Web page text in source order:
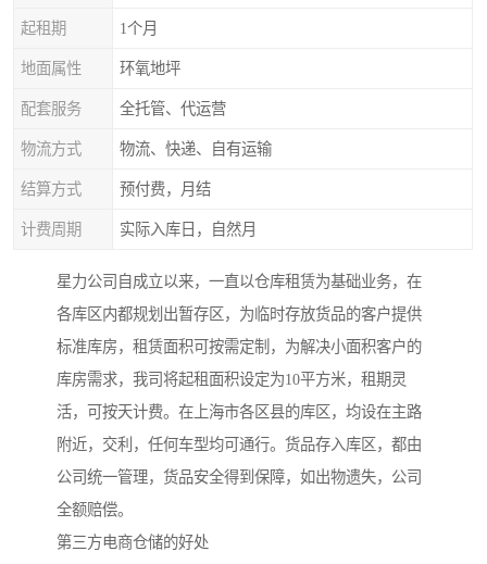
起租期 1个月
地面属性 环氧地坪
配套服务 全托管、代运营
物流方式 物流、快递、自有运输
结算方式 预付费，月结
计费周期 实际入库日，自然月
星力公司自成立以来，一直以仓库租赁为基础业务，在
各库区内都规划出暂存区，为临时存放货品的客户提供
标准库房，租赁面积可按需定制，为解决小面积客户的
库房需求，我司将起租面积设定为10平方米，租期灵
活，可按天计费。在上海市各区县的库区，均设在主路
附近，交利，任何车型均可通行。货品存入库区，都由
公司统一管理，货品安全得到保障，如出物遗失，公司
全额赔偿。
第三方电商仓储的好处